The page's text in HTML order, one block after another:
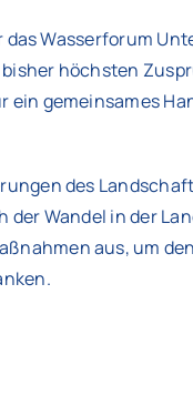
Wasserforum
höchsten
gemeinsames
des
Wandel in der
aus, um